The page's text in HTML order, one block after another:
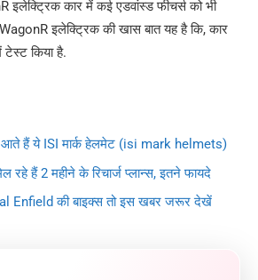
इलेक्ट्रिक कार में कई एडवांस्ड फीचर्स को भी
इलेक्ट्रिक की खास बात यह है कि, कार
किया है.
हैं ये ISI मार्क हेलमेट (isi mark helmets)
रहे हैं 2 महीने के रिचार्ज प्लान्स, इतने फायदे
Enfield की बाइक्स तो इस खबर जरूर देखें